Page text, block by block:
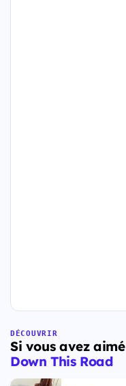
DÉCOUVRIR
Si vous avez aimé
Down This Road